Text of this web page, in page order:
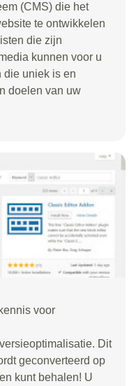
(CMS) die het
te ontwikkelen
die zijn
kunnen voor u
die uniek is en
doelen van uw
voor
Dit
geconverteerd op
kunt behalen! U